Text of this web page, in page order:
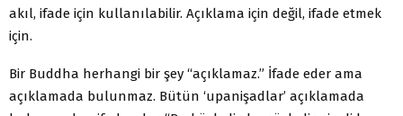
akıl, ifade için kullanılabilir. Açıklama için değil, ifade etmek
için.
Bir Buddha herhangi bir şey “açıklamaz.” İfade eder ama
açıklamada bulunmaz. Bütün ‘upanişadlar’ açıklamada